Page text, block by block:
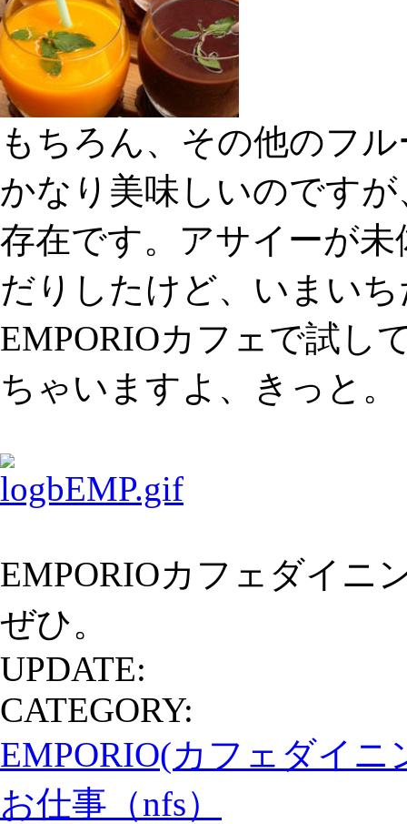
もちろん、その他のフ
かなり美味しいのです
存在です。アサイーが
だりしたけど、いまい
EMPORIOカフェで試し
ちゃいますよ、きっと。
EMPORIOカフェダイニ
ぜひ。
UPDATE:
CATEGORY:
EMPORIO(カフェダイニ
お仕事（nfs）